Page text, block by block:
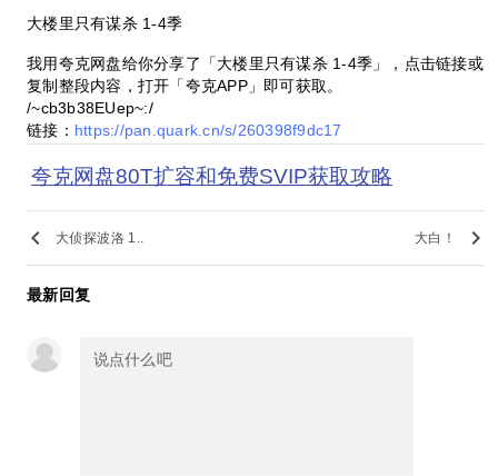
大楼里只有谋杀 1-4季
我用夸克网盘给你分享了「大楼里只有谋杀 1-4季」，点击链接或
复制整段内容，打开「夸克APP」即可获取。
/~cb3b38EUep~:/
链接： https://pan.quark.cn/s/260398f9dc17
夸克网盘80T扩容和免费SVIP获取攻略
keyboard_arrow_left 大侦探波洛 1.. 大白！ keyboard_arrow_right
最新回复